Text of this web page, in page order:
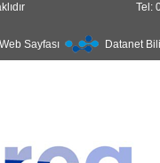
Tel:
Sayfası Datanet